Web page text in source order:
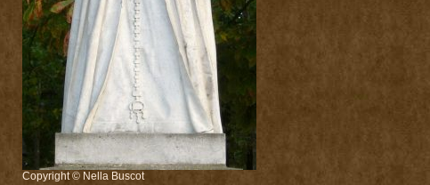
Copyright © Nella Buscot